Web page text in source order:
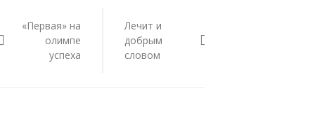
записям
«Первая» на
олимпе
успеха
Лечит и
добрым
словом